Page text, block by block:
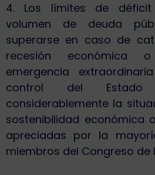
4. Los límites de
volumen de deuda
superarse en caso de
recesión económica
emergencia
control del Estado
considerablemente la
sostenibilidad económica
apreciadas por la
miembros del Congreso de